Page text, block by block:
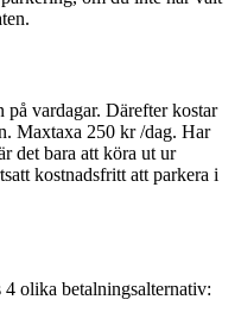
vardagar. Därefter kostar
Maxtaxa 250 kr /dag. Har
det bara att köra ut ur
kostnadsfritt att parkera i
olika betalningsalternativ: